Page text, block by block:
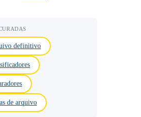
definitivo
de arquivo